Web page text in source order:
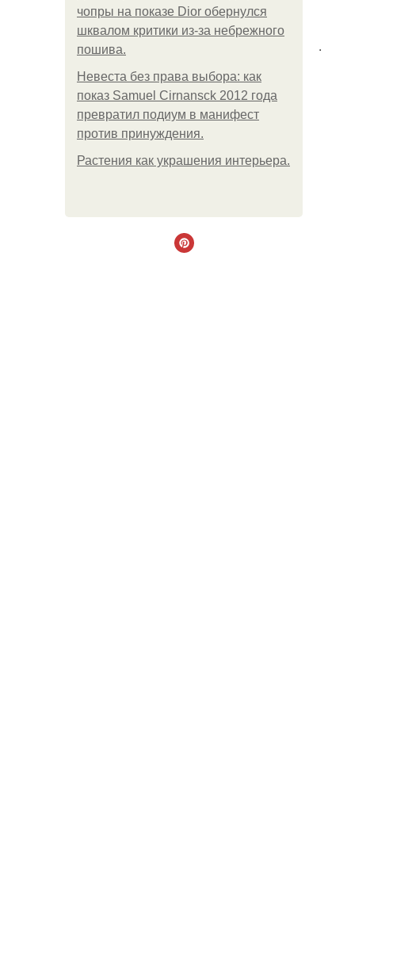
чопры на показе Dior обернулся
шквалом критики из-за небрежного
пошива.
Невеста без права выбора: как
показ Samuel Cirnansck 2012 года
превратил подиум в манифест
против принуждения.
Растения как украшения интерьера.
.